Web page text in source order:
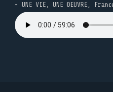
- UNE VIE, UNE OEUVRE,